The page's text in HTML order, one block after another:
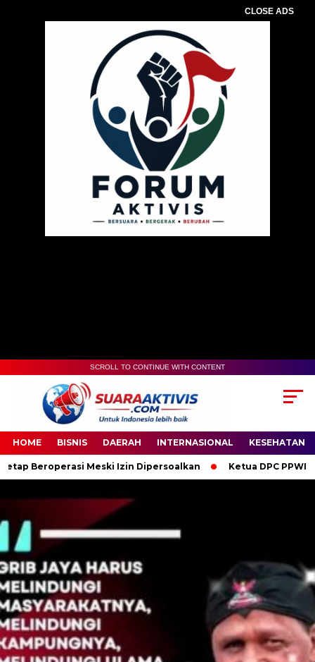
CLOSE ADS
00:00
SCROLL TO CONTINUE WITH CONTENT
HOME BISNIS DAERAH INTERNASIONAL KESEHATAN
Meski Izin Dipersoalkan Ketua DPC PPWI OKI Bersama